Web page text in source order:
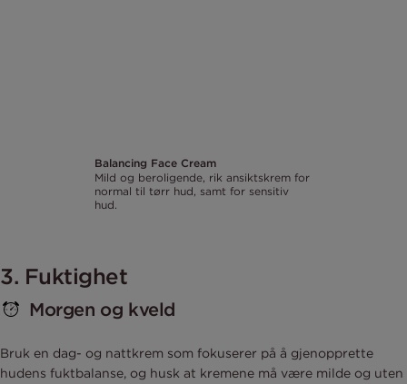
Balancing Face Cream
Mild og beroligende, rik ansiktskrem for
normal til tørr hud, samt for sensitiv
hud.
3. Fuktighet
Morgen og kveld
Bruk en dag- og nattkrem som fokuserer på å gjenopprette
hudens fuktbalanse, og husk at kremene må være milde og uten